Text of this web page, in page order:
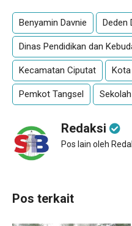
Benyamin Davnie Deden
Dinas Pendidikan dan
Kecamatan Ciputat
Pemkot Tangsel
Redaksi
Pos lain oleh
Pos terkait